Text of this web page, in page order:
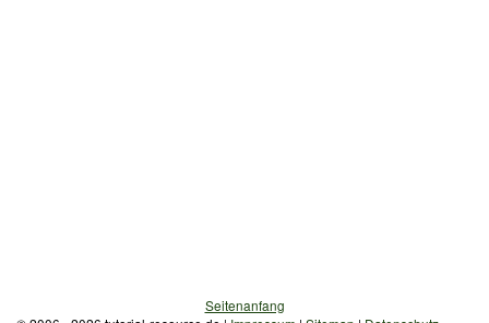
Seitenanfang